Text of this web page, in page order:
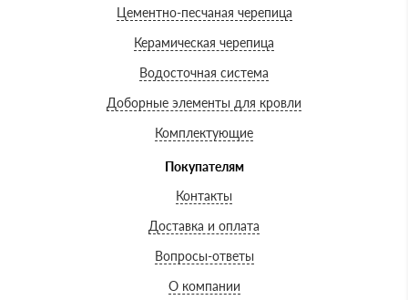
Цементно-песчаная черепица
Керамическая черепица
Водосточная система
Доборные элементы для кровли
Комплектующие
Покупателям
Контакты
Доставка и оплата
Вопросы-ответы
О компании